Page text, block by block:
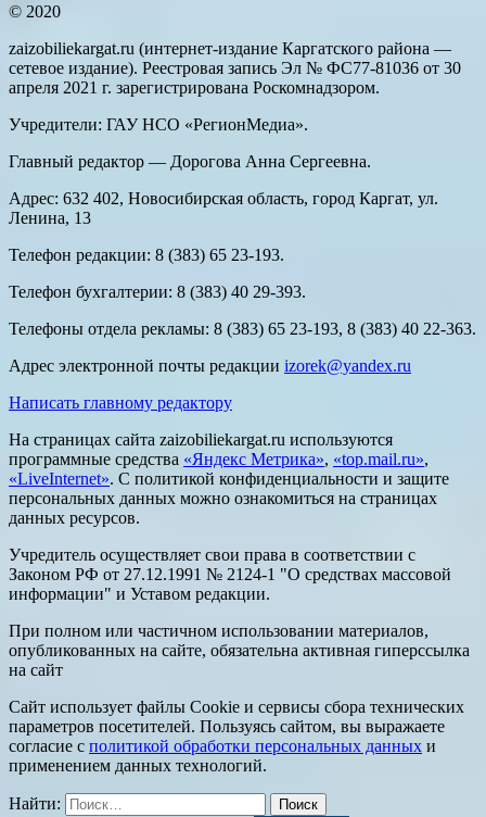
© 2020
zaizobiliekargat.ru (интернет-издание Каргатского района —
сетевое издание). Реестровая запись Эл № ФС77-81036 от 30
апреля 2021 г. зарегистрирована Роскомнадзором.
Учредители: ГАУ НСО «РегионМедиа».
Главный редактор — Дорогова Анна Сергеевна.
Адрес: 632 402, Новосибирская область, город Каргат, ул.
Ленина, 13
Телефон редакции: 8 (383) 65 23-193.
Телефон бухгалтерии: 8 (383) 40 29-393.
Телефоны отдела рекламы: 8 (383) 65 23-193, 8 (383) 40 22-363.
Адрес электронной почты редакции izorek@yandex.ru
Написать главному редактору
На страницах сайта zaizobiliekargat.ru используются
программные средства «Яндекс Метрика», «top.mail.ru»,
«LiveInternet». С политикой конфиденциальности и защите
персональных данных можно ознакомиться на страницах
данных ресурсов.
Учредитель осуществляет свои права в соответствии с
Законом РФ от 27.12.1991 № 2124-1 "О средствах массовой
информации" и Уставом редакции.
При полном или частичном использовании материалов,
опубликованных на сайте, обязательна активная гиперссылка
на сайт
Сайт использует файлы Cookie и сервисы сбора технических
параметров посетителей. Пользуясь сайтом, вы выражаете
согласие с политикой обработки персональных данных и
применением данных технологий.
Найти: